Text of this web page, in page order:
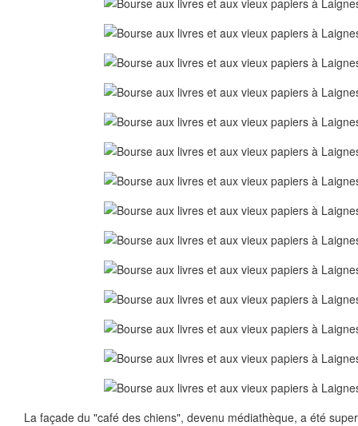
La façade du "café des chiens", devenu médiathèque, a été